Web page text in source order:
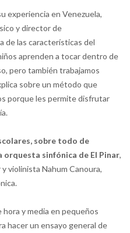
experiencia en Venezuela,
y director de
de las características del
aprenden a tocar dentro de
pero también trabajamos
sobre un método que
porque les permite disfrutar
sobre todo de
orquesta sinfónica de El Pinar,
violinista Nahum Canoura,
hora y media en pequeños
hacer un ensayo general de